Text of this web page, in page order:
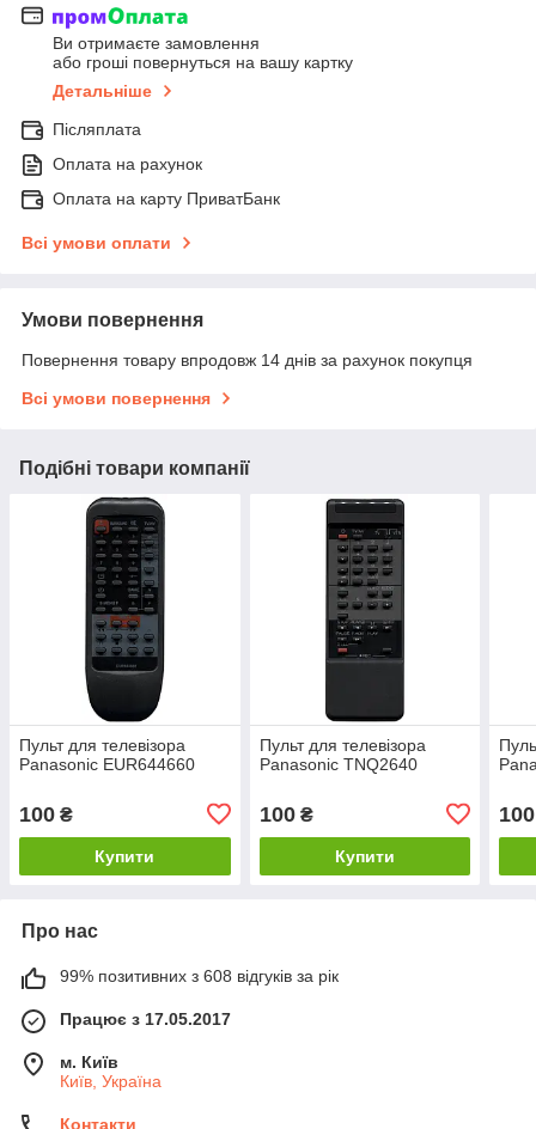
Ви отримаєте замовлення
або гроші повернуться на вашу картку
Детальніше
Післяплата
Оплата на рахунок
Оплата на карту ПриватБанк
Всі умови оплати
Умови повернення
Повернення товару впродовж 14 днів за рахунок покупця
Всі умови повернення
Подібні товари компанії
Пульт для телевізора
Panasonic EUR644660
100 ₴
Купити
Пульт для телевізора
Panasonic TNQ2640
100₴
Купити
100
Про нас
99% позитивних з 608 відгуків за рік
Працює з 17.05.2017
м. Київ
Київ, Україна
Контакти